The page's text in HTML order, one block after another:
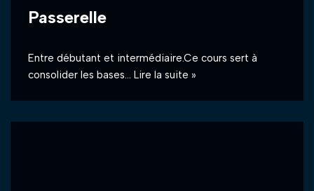
Passerelle
Entre débutant et intermédiaire.Ce cours sert à
consolider les bases… Lire la suite »